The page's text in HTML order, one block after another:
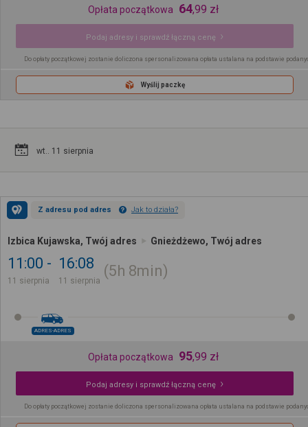
Opłata początkowa 64,99 zł
Podaj adresy i sprawdź łączną cenę
Do opłaty początkowej zostanie doliczona spersonalizowana opłata ustalana na podstawie
Wyślij paczkę
wt.. 11 sierpnia
Z adresu pod adres Jak to działa?
Izbica Kujawska, Twój adres Gnieżdżewo, Twój adres
11:00
11 sierpnia
16:08
11 sierpnia
5h 8min
ADRES-ADRES
Opłata początkowa 95,99 zł
Podaj adresy i sprawdź łączną cenę
Do opłaty początkowej zostanie doliczona spersonalizowana opłata ustalana na podstawie